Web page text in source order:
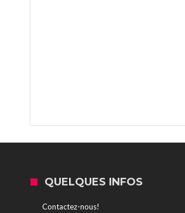
QUELQUES INFOS
Contactez-nous!